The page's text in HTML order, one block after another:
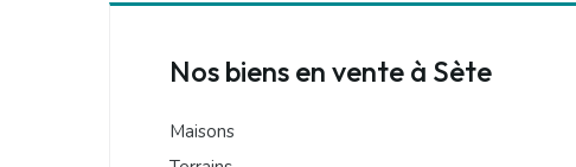
Nos biens en vente à Sète
Maisons